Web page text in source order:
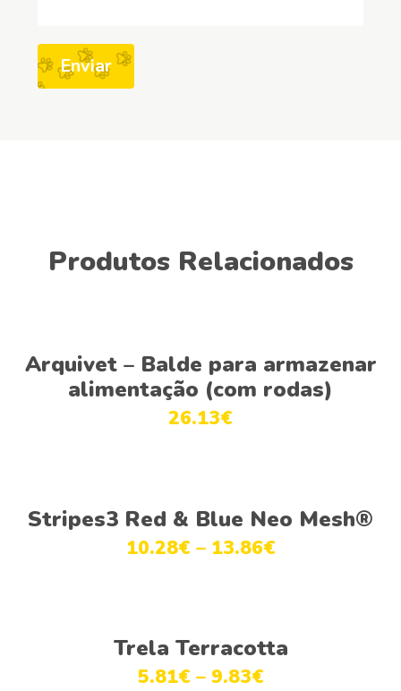
Produtos Relacionados
Adicionar
Arquivet – Balde para armazenar
alimentação (com rodas)
26.13€
Ver opções
Stripes3 Red & Blue Neo Mesh®
10.28€ – 13.86€
Ver opções
Trela Terracotta
5.81€ – 9.83€